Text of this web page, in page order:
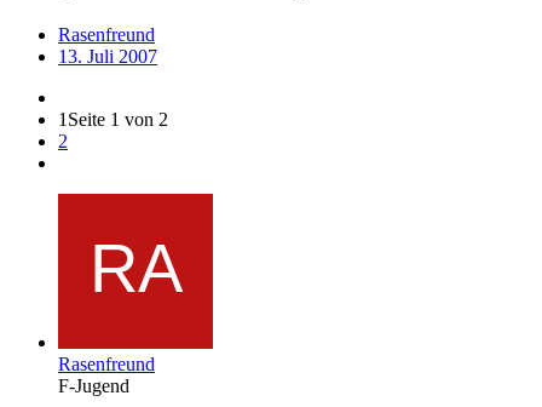
Rasenfreund
13. Juli 2007
1 Seite 1 von 2
2
Rasenfreund
F-Jugend